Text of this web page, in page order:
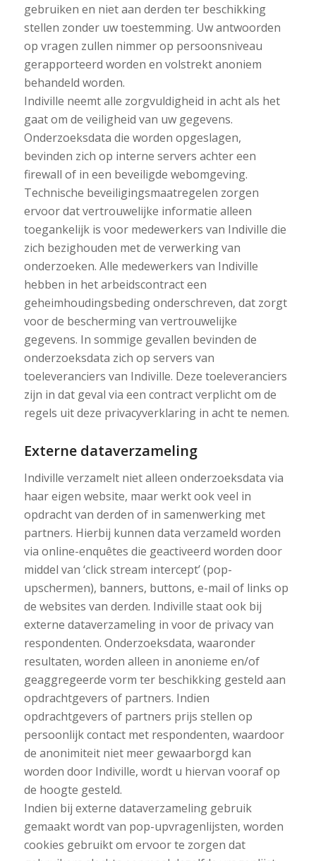
gebruiken en niet aan derden ter beschikking
stellen zonder uw toestemming. Uw antwoorden
op vragen zullen nimmer op persoonsniveau
gerapporteerd worden en volstrekt anoniem
behandeld worden.
Indiville neemt alle zorgvuldigheid in acht als het
gaat om de veiligheid van uw gegevens.
Onderzoeksdata die worden opgeslagen,
bevinden zich op interne servers achter een
firewall of in een beveiligde webomgeving.
Technische beveiligingsmaatregelen zorgen
ervoor dat vertrouwelijke informatie alleen
toegankelijk is voor medewerkers van Indiville die
zich bezighouden met de verwerking van
onderzoeken. Alle medewerkers van Indiville
hebben in het arbeidscontract een
geheimhoudingsbeding onderschreven, dat zorgt
voor de bescherming van vertrouwelijke
gegevens. In sommige gevallen bevinden de
onderzoeksdata zich op servers van
toeleveranciers van Indiville. Deze toeleveranciers
zijn in dat geval via een contract verplicht om de
regels uit deze privacyverklaring in acht te nemen.
Externe dataverzameling
Indiville verzamelt niet alleen onderzoeksdata via
haar eigen website, maar werkt ook veel in
opdracht van derden of in samenwerking met
partners. Hierbij kunnen data verzameld worden
via online-enquêtes die geactiveerd worden door
middel van ‘click stream intercept’ (pop-
upschermen), banners, buttons, e-mail of links op
de websites van derden. Indiville staat ook bij
externe dataverzameling in voor de privacy van
respondenten. Onderzoeksdata, waaronder
resultaten, worden alleen in anonieme en/of
geaggregeerde vorm ter beschikking gesteld aan
opdrachtgevers of partners. Indien
opdrachtgevers of partners prijs stellen op
persoonlijk contact met respondenten, waardoor
de anonimiteit niet meer gewaarborgd kan
worden door Indiville, wordt u hiervan vooraf op
de hoogte gesteld.
Indien bij externe dataverzameling gebruik
gemaakt wordt van pop-upvragenlijsten, worden
cookies gebruikt om ervoor te zorgen dat